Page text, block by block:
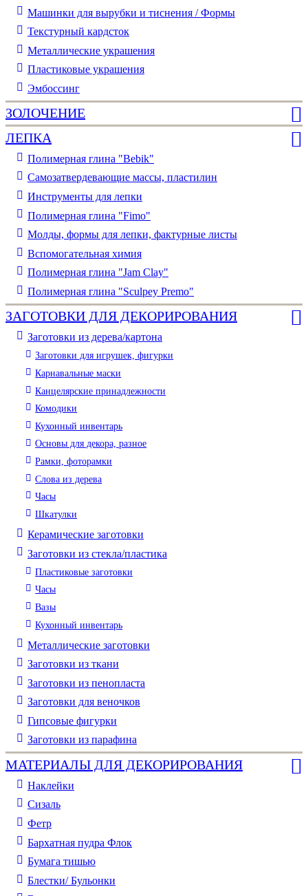
Машинки для вырубки и тиснения / Формы
Текстурный кардсток
Металлические украшения
Пластиковые украшения
Эмбоссинг
ЗОЛОЧЕНИЕ
ЛЕПКА
Полимерная глина "Bebik"
Самозатвердевающие массы, пластилин
Инструменты для лепки
Полимерная глина "Fimo"
Молды, формы для лепки, фактурные листы
Вспомогательная химия
Полимерная глина "Jam Clay"
Полимерная глина "Sculpey Premo"
ЗАГОТОВКИ ДЛЯ ДЕКОРИРОВАНИЯ
Заготовки из дерева/картона
Заготовки для игрушек, фигурки
Карнавальные маски
Канцелярские принадлежности
Комодики
Кухонный инвентарь
Основы для декора, разное
Рамки, фоторамки
Слова из дерева
Часы
Шкатулки
Керамические заготовки
Заготовки из стекла/пластика
Пластиковые заготовки
Часы
Вазы
Кухонный инвентарь
Металлические заготовки
Заготовки из ткани
Заготовки из пенопласта
Заготовки для веночков
Гипсовые фигурки
Заготовки из парафина
МАТЕРИАЛЫ ДЛЯ ДЕКОРИРОВАНИЯ
Наклейки
Сизаль
Фетр
Бархатная пудра Флок
Бумага тишью
Блестки/ Бульонки